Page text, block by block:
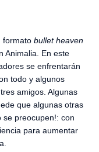
formato bullet heaven
Animalia. En este
se enfrentarán
todo y algunos
amigos. Algunas
que algunas otras
se preocupen!: con
para aumentar